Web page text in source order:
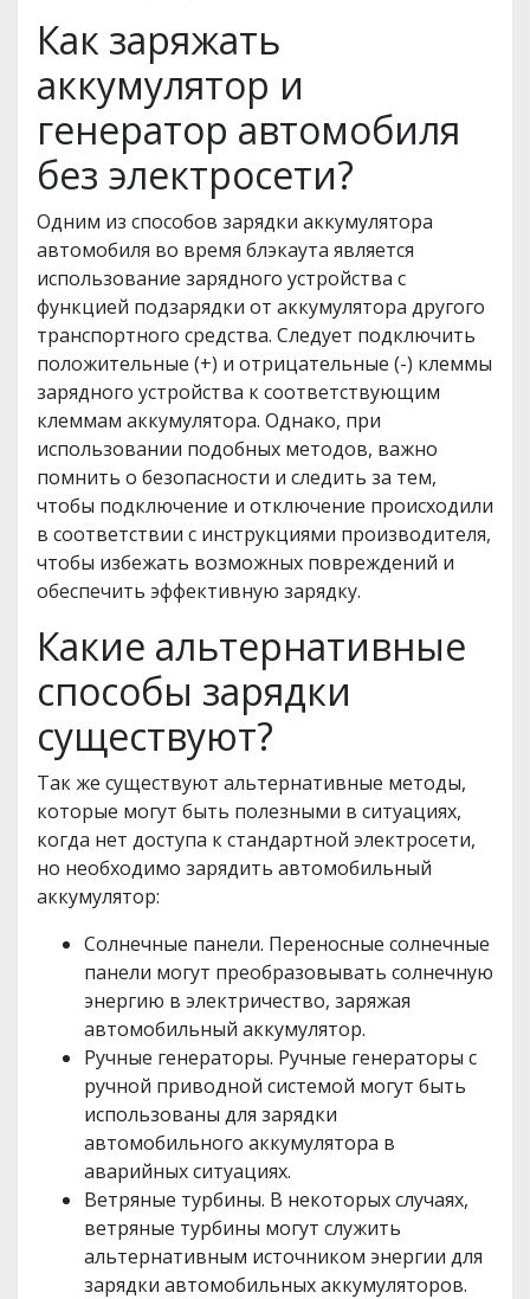
Как заряжать
аккумулятор и
генератор автомобиля
без электросети?
Одним из способов зарядки аккумулятора
автомобиля во время блэкаута является
использование зарядного устройства с
функцией подзарядки от аккумулятора другого
транспортного средства. Следует подключить
положительные (+) и отрицательные (-) клеммы
зарядного устройства к соответствующим
клеммам аккумулятора. Однако, при
использовании подобных методов, важно
помнить о безопасности и следить за тем,
чтобы подключение и отключение происходили
в соответствии с инструкциями производителя,
чтобы избежать возможных повреждений и
обеспечить эффективную зарядку.
Какие альтернативные
способы зарядки
существуют?
Так же существуют альтернативные методы,
которые могут быть полезными в ситуациях,
когда нет доступа к стандартной электросети,
но необходимо зарядить автомобильный
аккумулятор:
Солнечные панели. Переносные солнечные
панели могут преобразовывать солнечную
энергию в электричество, заряжая
автомобильный аккумулятор.
Ручные генераторы. Ручные генераторы с
ручной приводной системой могут быть
использованы для зарядки
автомобильного аккумулятора в
аварийных ситуациях.
Ветряные турбины. В некоторых случаях,
ветряные турбины могут служить
альтернативным источником энергии для
зарядки автомобильных аккумуляторов.